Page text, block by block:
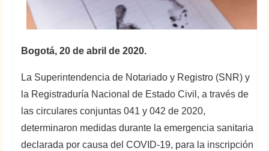
Bogotá, 20 de abril de 2020.
La Superintendencia de Notariado y Registro (SNR) y
la Registraduría Nacional de Estado Civil, a través de
las circulares conjuntas 041 y 042 de 2020,
determinaron medidas durante la emergencia sanitaria
declarada por causa del COVID-19, para la inscripción